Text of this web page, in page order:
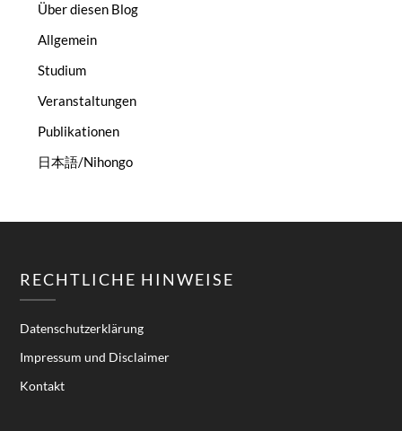
Über diesen Blog
Allgemein
Studium
Veranstaltungen
Publikationen
日本語/Nihongo
RECHTLICHE HINWEISE
Datenschutzerklärung
Impressum und Disclaimer
Kontakt